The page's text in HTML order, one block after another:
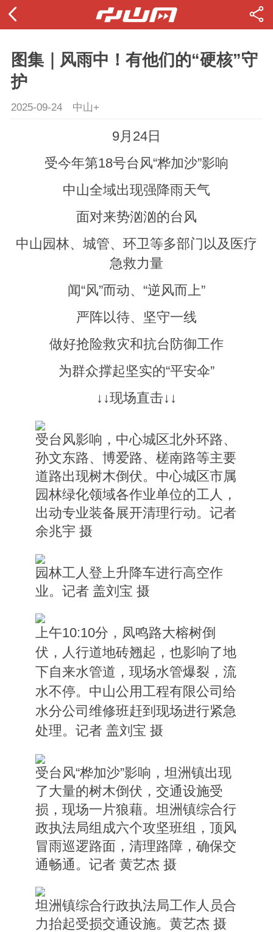
图集｜风雨中！有他们的“硬核”守
护
2025-09-24 中山+
9月24日
受今年第18号台风“桦加沙”影响
中山全域出现强降雨天气
面对来势汹汹的台风
中山园林、城管、环卫等多部门以及医疗
急救力量
闻“风”而动、“逆风而上”
严阵以待、坚守一线
做好抢险救灾和抗台防御工作
为群众撑起坚实的“平安伞”
↓↓现场直击↓↓
受台风影响，中心城区北外环路、
孙文东路、博爱路、槎南路等主要
道路出现树木倒伏。中心城区市属
园林绿化领域各作业单位的工人，
出动专业装备展开清理行动。记者
余兆宇 摄
园林工人登上升降车进行高空作
业。记者 盖刘宝 摄
上午10:10分，凤鸣路大榕树倒
伏，人行道地砖翘起，也影响了地
下自来水管道，现场水管爆裂，流
水不停。中山公用工程有限公司给
水分公司维修班赶到现场进行紧急
处理。记者 盖刘宝 摄
受台风“桦加沙”影响，坦洲镇出现
了大量的树木倒伏，交通设施受
损，现场一片狼藉。坦洲镇综合行
政执法局组成六个攻坚班组，顶风
冒雨巡逻路面，清理路障，确保交
通畅通。记者 黄艺杰 摄
坦洲镇综合行政执法局工作人员合
力抬起受损交通设施。黄艺杰 摄